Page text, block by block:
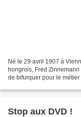
Né le 29 avril 1907 à
hongrois, Fred
de bifurquer pour le
Stop aux DVD !